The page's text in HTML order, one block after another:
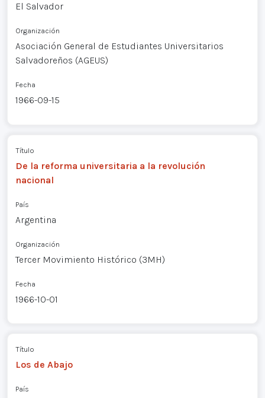
El Salvador
Organización
Asociación General de Estudiantes Universitarios
Salvadoreños (AGEUS)
Fecha
1966-09-15
Título
De la reforma universitaria a la revolución
nacional
País
Argentina
Organización
Tercer Movimiento Histórico (3MH)
Fecha
1966-10-01
Título
Los de Abajo
País